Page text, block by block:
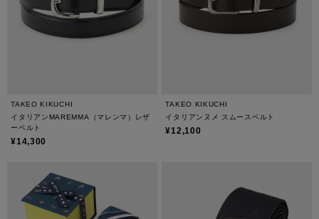
TAKEO KIKUCHI
イタリアンMAREMMA（マレンマ）レザ
ーベルト
¥14,300
TAKEO KIKUCHI
イタリアンヌメ スムースベルト
¥12,100